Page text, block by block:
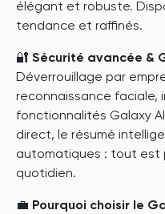
élégant et robuste.
tendance et raffinés.
🔐 Sécurité avancée &
Déverrouillage par
reconnaissance faciale,
fonctionnalités Galaxy
direct, le résumé
automatiques : tout est
quotidien.
💼 Pourquoi choisir le